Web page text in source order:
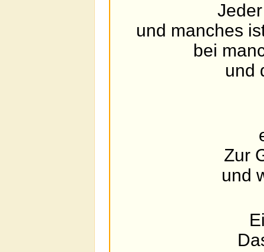
und manches
bei
und
Zur
und